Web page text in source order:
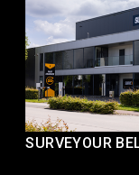
SURVEYOUR